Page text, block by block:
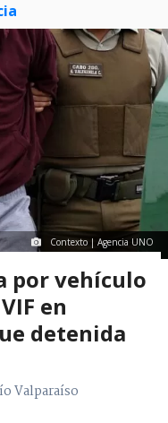
Contexto | Agencia UNO
por vehículo
en
detenida
Valparaíso